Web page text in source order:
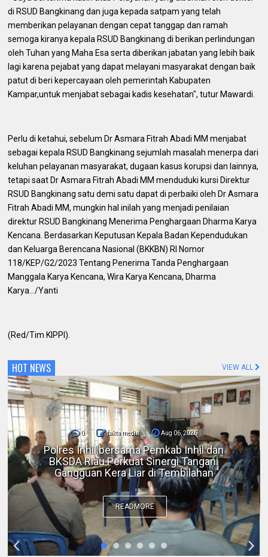
di RSUD Bangkinang dan juga kepada satpam yang telah
memberikan pelayanan dengan cepat tanggap dan ramah
semoga kiranya kepala RSUD Bangkinang di berikan perlindungan
oleh Tuhan yang Maha Esa serta diberikan jabatan yang lebih baik
lagi karena pejabat yang dapat melayani masyarakat dengan baik
patut di beri kepercayaan oleh pemerintah Kabupaten
Kampar,untuk menjabat sebagai kadis kesehatan", tutur Mawardi.
Perlu di ketahui, sebelum Dr Asmara Fitrah Abadi MM menjabat
sebagai kepala RSUD Bangkinang sejumlah masalah menerpa dari
keluhan pelayanan masyarakat, dugaan kasus korupsi dan lainnya,
tetapi saat Dr Asmara Fitrah Abadi MM menduduki kursi Direktur
RSUD Bangkinang satu demi satu dapat di perbaiki oleh Dr Asmara
Fitrah Abadi MM, mungkin hal inilah yang menjadi penilaian
direktur RSUD Bangkinang Menerima Penghargaan Dharma Karya
Kencana. Berdasarkan Keputusan Kepala Badan Kependudukan
dan Keluarga Berencana Nasional (BKKBN) RI Nomor
118/KEP/G2/2023 Tentang Penerima Tanda Penghargaan
Manggala Karya Kencana, Wira Karya Kencana, Dharma
Karya…/Yanti
(Red/Tim KIPPI).
HOT NEWS VIEW ALL
0 fakta media Aug 06, 2026
DPC IKADIN Pekanbaru Kutuk Premanisme,
Desak Polda Riau Beri Perlindungan terhadap
Advokat
READMORE